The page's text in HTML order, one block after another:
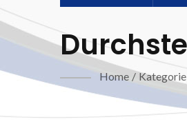
Home / Kategorie